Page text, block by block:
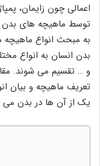
اعمالی چون زایمان،
توسط ماهیچه های بدن
به مبحث انواع
بدن انسان به انواع
و … تقسیم می شوند.
تعریف ماهیچه و بیان
یک از آن ها در بدن می